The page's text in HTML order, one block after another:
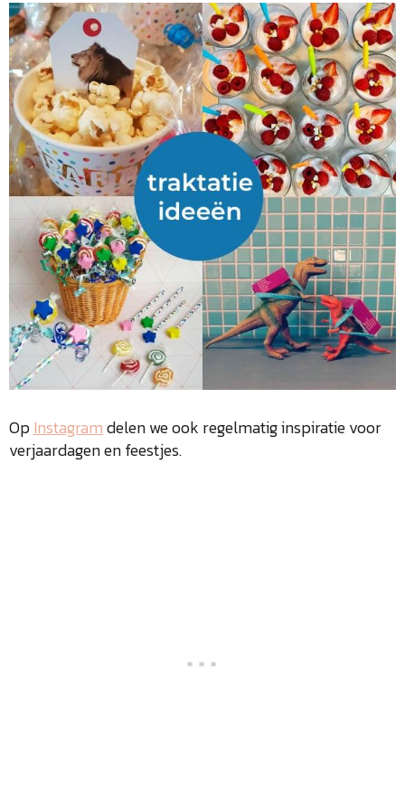
OpInstagramdelen we ook regelmatig inspiratie voor
verjaardagen en feestjes.